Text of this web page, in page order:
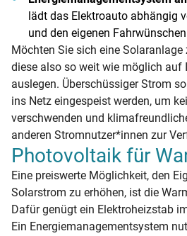
lädt das Elektroauto abhängig
und den eigenen
Möchten Sie sich eine Solaranlage
diese also so weit wie möglich auf
auslegen. Überschüssiger Strom
ins Netz eingespeist werden, um
verschwenden und
anderen Stromnutzer*innen zur
Photovoltaik für
Eine preiswerte Möglichkeit, den
Solarstrom zu erhöhen, ist die
Dafür genügt ein Elektroheizstab
Ein Energiemanagementsystem